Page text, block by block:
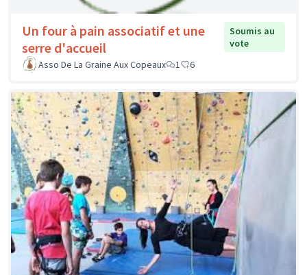
Un four à pain associatif et une
serre d'accueil
Soumis au
vote
Asso De La Graine Aux Copeaux
1 6